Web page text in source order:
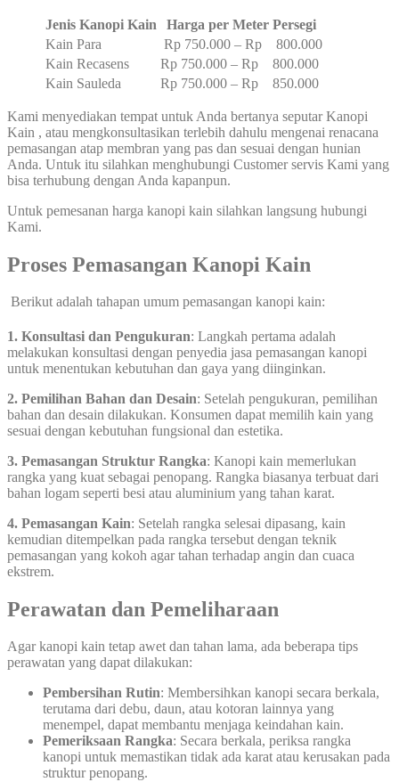
Jenis Kanopi Kain
Harga per Meter Persegi
Kain Para
Rp 750.000 – Rp 800.000
Kain Recasens
Rp 750.000 – Rp 800.000
Kain Sauleda
Rp 750.000 – Rp 850.000
Kami menyediakan tempat untuk Anda bertanya seputar Kanopi
Kain , atau mengkonsultasikan terlebih dahulu mengenai renacana
pemasangan atap membran yang pas dan sesuai dengan hunian
Anda. Untuk itu silahkan menghubungi Customer servis Kami yang
bisa terhubung dengan Anda kapanpun.
Untuk pemesanan harga kanopi kain silahkan langsung hubungi
Kami.
Proses Pemasangan Kanopi Kain
Berikut adalah tahapan umum pemasangan kanopi kain:
1. Konsultasi dan Pengukuran: Langkah pertama adalah
melakukan konsultasi dengan penyedia jasa pemasangan kanopi
untuk menentukan kebutuhan dan gaya yang diinginkan.
2. Pemilihan Bahan dan Desain: Setelah pengukuran, pemilihan
bahan dan desain dilakukan. Konsumen dapat memilih kain yang
sesuai dengan kebutuhan fungsional dan estetika.
3. Pemasangan Struktur Rangka: Kanopi kain memerlukan
rangka yang kuat sebagai penopang. Rangka biasanya terbuat dari
bahan logam seperti besi atau aluminium yang tahan karat.
4. Pemasangan Kain: Setelah rangka selesai dipasang, kain
kemudian ditempelkan pada rangka tersebut dengan teknik
pemasangan yang kokoh agar tahan terhadap angin dan cuaca
ekstrem.
Perawatan dan Pemeliharaan
Agar kanopi kain tetap awet dan tahan lama, ada beberapa tips
perawatan yang dapat dilakukan:
Pembersihan Rutin: Membersihkan kanopi secara berkala,
terutama dari debu, daun, atau kotoran lainnya yang
menempel, dapat membantu menjaga keindahan kain.
Pemeriksaan Rangka: Secara berkala, periksa rangka
kanopi untuk memastikan tidak ada karat atau kerusakan pada
struktur penopang.